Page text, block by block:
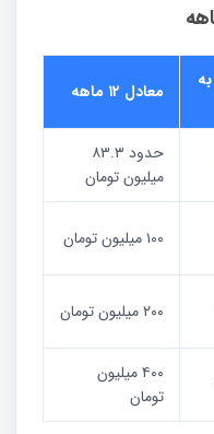
معادل ۱۲ ماهه
حدود ۸۳.۳
میلیون تومان
۱۰۰ میلیون تومان
۲۰۰ میلیون تومان
۴۰۰ میلیون
تومان